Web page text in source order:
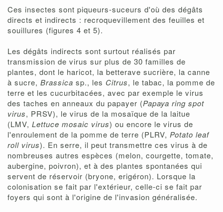
Ces insectes sont piqueurs-suceurs d'où des dégâts
directs et indirects : recroquevillement des feuilles et
souillures (figures 4 et 5).
Les dégâts indirects sont surtout réalisés par
transmission de virus sur plus de 30 familles de
plantes, dont le haricot, la betterave sucrière, la canne
à sucre, Brassica sp., les Citrus, le tabac, la pomme de
terre et les cucurbitacées, avec par exemple le virus
des taches en anneaux du papayer (Papaya ring spot
virus, PRSV), le virus de la mosaïque de la laitue
(LMV, Lettuce mosaic virus) ou encore le virus de
l'enroulement de la pomme de terre (PLRV, Potato leaf
roll virus). En serre, il peut transmettre ces virus à de
nombreuses autres espèces (melon, courgette, tomate,
aubergine, poivron), et à des plantes spontanées qui
servent de réservoir (bryone, erigéron). Lorsque la
colonisation se fait par l'extérieur, celle-ci se fait par
foyers qui sont à l'origine de l'invasion généralisée.